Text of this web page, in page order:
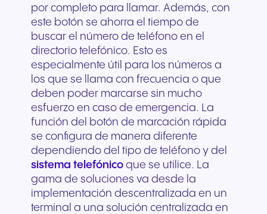
por completo para llamar. Además, con
este botón se ahorra el tiempo de
buscar el número de teléfono en el
directorio telefónico. Esto es
especialmente útil para los números a
los que se llama con frecuencia o que
deben poder marcarse sin mucho
esfuerzo en caso de emergencia. La
función del botón de marcación rápida
se configura de manera diferente
dependiendo del tipo de teléfono y del
sistema telefónico que se utilice. La
gama de soluciones va desde la
implementación descentralizada en un
terminal a una solución centralizada en